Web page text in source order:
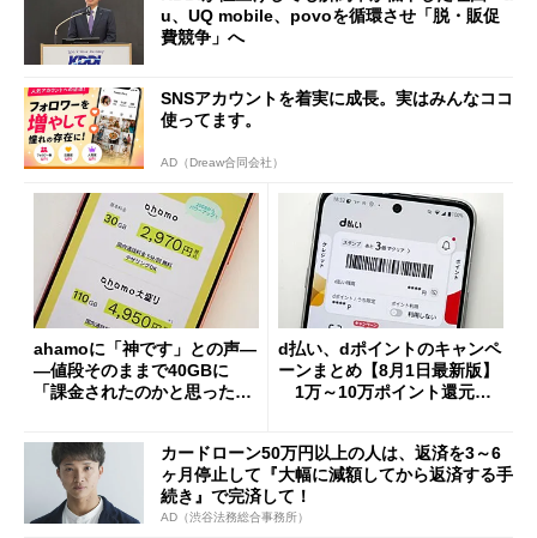
u、UQ mobile、povoを循環させ「脱・販促
費競争」へ
SNSアカウントを着実に成長。実はみんなココ
使ってます。
AD（Dreaw合同会社）
ahamoに「神です」との声―
―値段そのままで40GBに
「課金されたのかと思った」
d払い、dポイントのキャンペ
ーンまとめ【8月1日最新版】
1万～10万ポイント還元の
カードローン50万円以上の人は、返済を3～6
ヶ月停止して『大幅に減額してから返済する手
続き』で完済して！
AD（渋谷法務総合事務所）